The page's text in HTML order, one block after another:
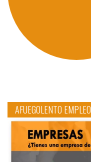
AFUEGOLENTO EMPLEO